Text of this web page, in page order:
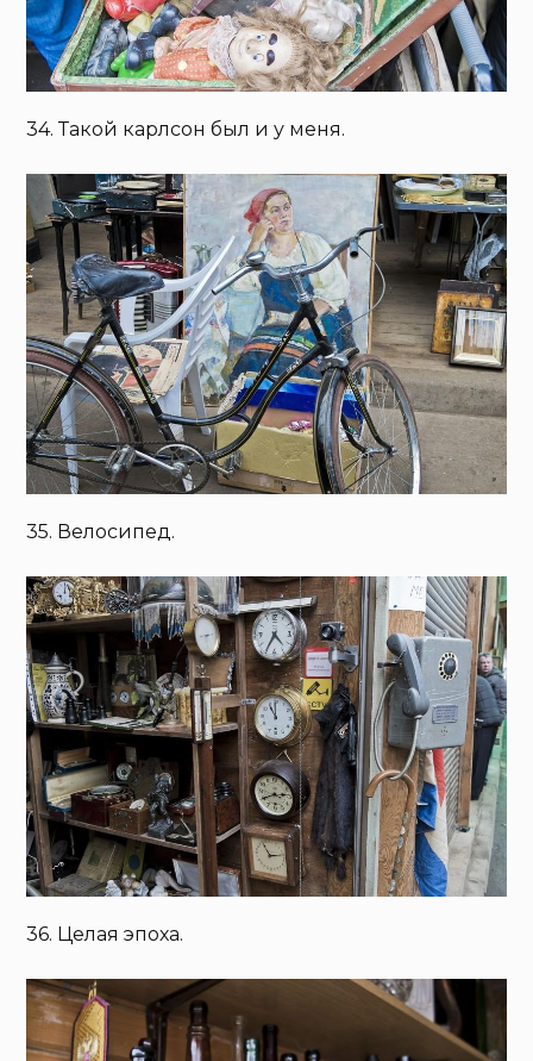
34. Такой карлсон был и у меня.
35. Велосипед.
36. Целая эпоха.